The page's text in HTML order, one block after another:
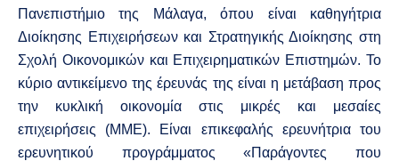
Πανεπιστήμιο της Μάλαγα, όπου είναι καθηγήτρια
Διοίκησης Επιχειρήσεων και Στρατηγικής Διοίκησης στη
Σχολή Οικονομικών και Επιχειρηματικών Επιστημών. Το
κύριο αντικείμενο της έρευνάς της είναι η μετάβαση προς
την κυκλική οικονομία στις μικρές και μεσαίες
επιχειρήσεις (ΜΜΕ). Είναι επικεφαλής ερευνήτρια του
ερευνητικού προγράμματος «Παράγοντες που